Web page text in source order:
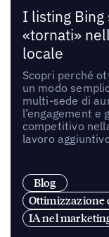
I listing
«tornati»
locale
Scopri perché
un modo
multi-sede di
l’engagement e
competitivo
lavoro
Blog
Ottimizzazione
IA nel